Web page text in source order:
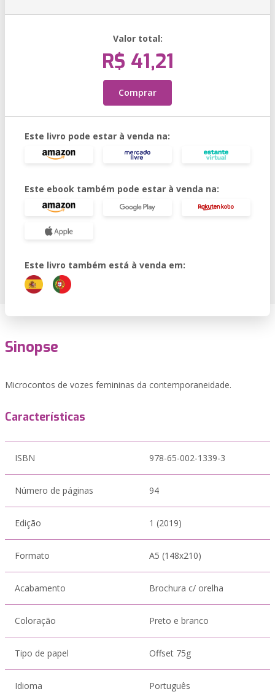
Valor total:
R$ 41,21
Comprar
Este livro pode estar à venda na:
Este ebook também pode estar à venda na:
Este livro também está à venda em:
Sinopse
Microcontos de vozes femininas da contemporaneidade.
Características
ISBN 978-65-002-1339-3
Número de páginas 94
Edição 1 (2019)
Formato A5 (148x210)
Acabamento Brochura c/ orelha
Coloração Preto e branco
Tipo de papel Offset 75g
Idioma Português